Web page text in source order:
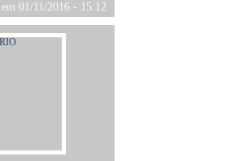
em 01/11/2016 - 15:12